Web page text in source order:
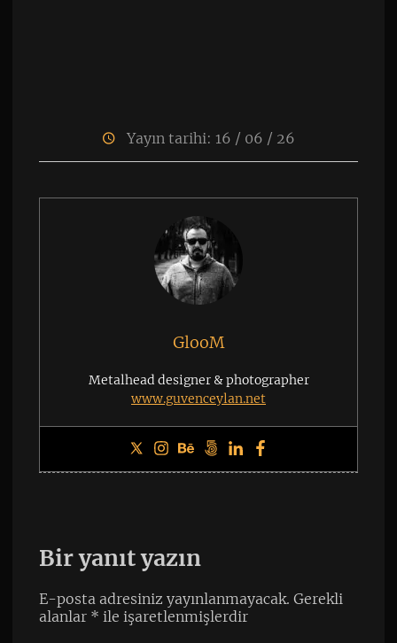
Yayın tarihi: 16 / 06 / 26
GlooM
Metalhead designer & photographer
www.guvenceylan.net
Bir yanıt yazın
E-posta adresiniz yayınlanmayacak. Gerekli
alanlar * ile işaretlenmişlerdir